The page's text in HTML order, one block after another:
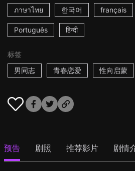
ภาษาไทย 한국어 français
Português हिन्दी
标签
男同志
青春恋爱 性向启蒙
预告 剧照 推荐影片 剧情